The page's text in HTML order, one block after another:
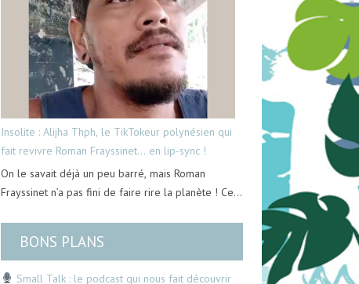
Insolite : Alijha Thph, le TikTokeur polynésien qui
fait revivre Roman Frayssinet… en lip-sync !
On le savait déjà un peu barré, mais Roman
Frayssinet n’a pas fini de faire rire la planète ! Ce…
BONS PLANS
Small Talk : le podcast qui nous fait découvrir